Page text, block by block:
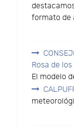
formato de
Rosa de
El modelo